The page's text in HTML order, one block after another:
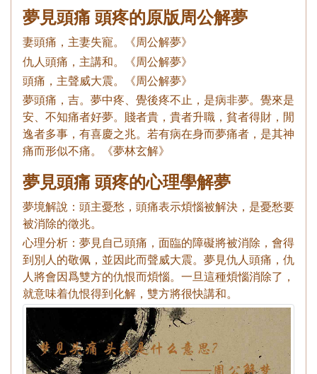
夢見頭痛 頭疼的原版周公解夢
妻頭痛，主妻失寵。《周公解夢》
仇人頭痛，主講和。《周公解夢》
頭痛，主聲威大震。《周公解夢》
夢頭痛，吉。夢中疼、覺後疼不止，是病非夢。覺來是
安、不知痛者好夢。賤者貴，貴者升職，貧者得財，閒
逸者多事，有喜慶之兆。若有病在身而夢痛者，是其神
痛而形似不痛。《夢林玄解》
夢見頭痛 頭疼的心理學解夢
夢境解說：頭主憂愁，頭痛表示煩惱被解決，是憂愁要
被消除的徵兆。
心理分析：夢見自己頭痛，面臨的障礙將被消除，會得
到別人的敬佩，並因此而聲威大震。夢見仇人頭痛，仇
人將會因爲雙方的仇恨而煩惱。一旦這種煩惱消除了，
就意味着仇恨得到化解，雙方將很快講和。